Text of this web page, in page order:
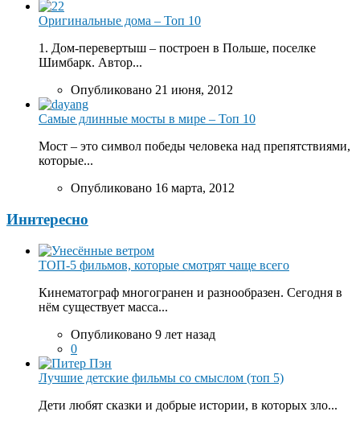
Оригинальные дома – Топ 10
1. Дом-перевертыш – построен в Польше, поселке
Шимбарк. Автор...
Опубликовано 21 июня, 2012
Самые длинные мосты в мире – Топ 10
Мост – это символ победы человека над препятствиями,
которые...
Опубликовано 16 марта, 2012
Иннтересно
ТОП-5 фильмов, которые смотрят чаще всего
Кинематограф многогранен и разнообразен. Сегодня в
нём существует масса...
Опубликовано 9 лет назад
0
Лучшие детские фильмы со смыслом (топ 5)
Дети любят сказки и добрые истории, в которых зло...